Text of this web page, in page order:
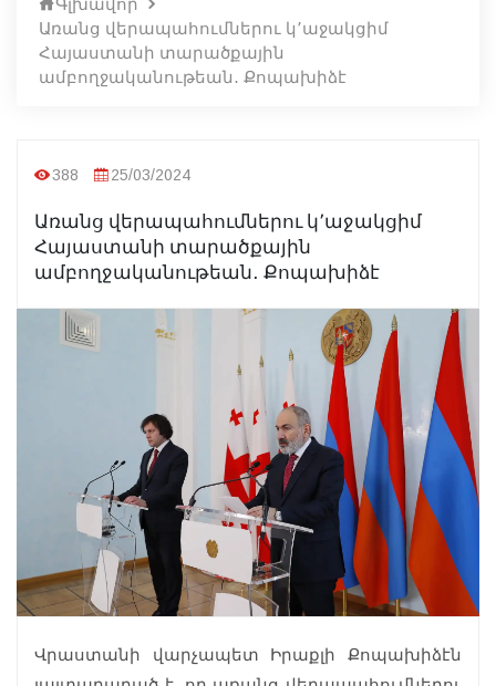
Առանց վերապահումներու կ՚աջակցիմ
Հայաստանի տարածքային
ամբողջականութեան․ Քոպախիձէ
388 25/03/2024
Առանց վերապահումներու կ՚աջակցիմ
Հայաստանի տարածքային
ամբողջականութեան․ Քոպախիձէ
Վրաստանի վարչապետ Իրաքլի Քոպախիձէն